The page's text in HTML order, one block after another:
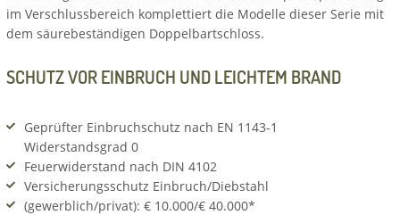
im Verschlussbereich komplettiert die Modelle dieser Serie mit
dem säurebeständigen Doppelbartschloss.
SCHUTZ VOR EINBRUCH UND LEICHTEM BRAND
Geprüfter Einbruchschutz nach EN 1143-1
Widerstandsgrad 0
Feuerwiderstand nach DIN 4102
Versicherungsschutz Einbruch/Diebstahl
(gewerblich/privat): € 10.000/€ 40.000*